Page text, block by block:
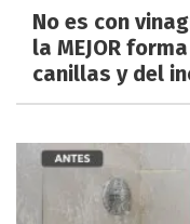
No es con
la MEJOR
canillas y del